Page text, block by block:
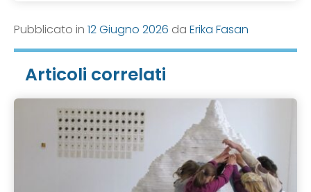
Pubblicato in 12 Giugno 2026 da Erika Fasan
Articoli correlati